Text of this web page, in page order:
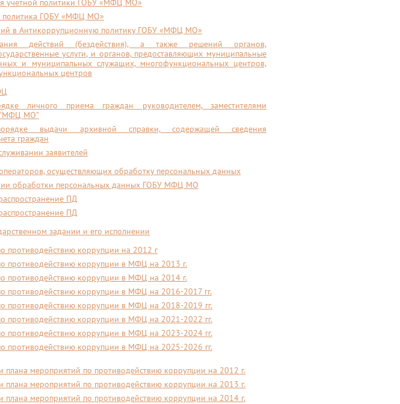
учетной политики ГОБУ «МФЦ МО»
политика ГОБУ «МФЦ МО»
в Антикоррупционную политику ГОБУ «МФЦ МО»
действий (бездействия), а также решений органов,
услуги, и органов, предоставляющих муниципальные
и муниципальных служащих, многофункциональных центров,
центров
личного приема граждан руководителем, заместителями
"МФЦ МО"
выдачи архивной справки, содержащей сведения
граждан
заявителей
осуществляющих обработку персональных данных
обработки персональных данных ГОБУ МФЦ МО
ПД
ПД
задании и его исполнении
противодействию коррупции на 2012 г
противодействию коррупции в МФЦ на 2013 г.
противодействию коррупции в МФЦ на 2014 г.
противодействию коррупции в МФЦ на 2016-2017 гг.
противодействию коррупции в МФЦ на 2018-2019 гг.
противодействию коррупции в МФЦ на 2021-2022 гг.
противодействию коррупции в МФЦ на 2023-2024 гг.
противодействию коррупции в МФЦ на 2025-2026 гг.
плана мероприятий по противодействию коррупции на 2012 г.
плана мероприятий по противодействию коррупции на 2013 г.
плана мероприятий по противодействию коррупции на 2014 г.